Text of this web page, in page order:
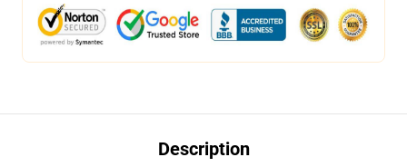
Description